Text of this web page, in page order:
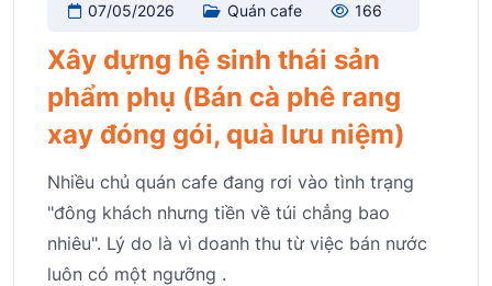
07/05/2026 Quán cafe 166
Xây dựng hệ sinh thái sản
phẩm phụ (Bán cà phê rang
xay đóng gói, quà lưu niệm)
Nhiều chủ quán cafe đang rơi vào tình trạng
"đông khách nhưng tiền về túi chẳng bao
nhiêu". Lý do là vì doanh thu từ việc bán nước
luôn có một ngưỡng .